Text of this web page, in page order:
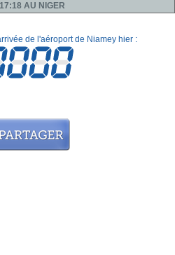
17:18 AU NIGER
de l'aéroport de Niamey hier :